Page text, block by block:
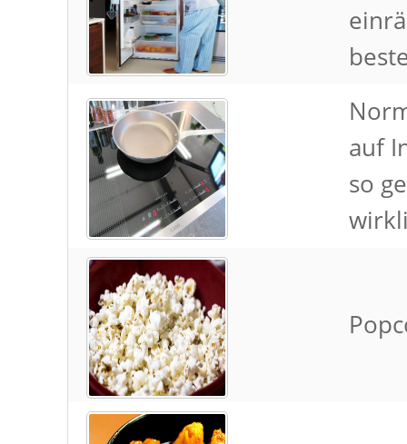
auf
so